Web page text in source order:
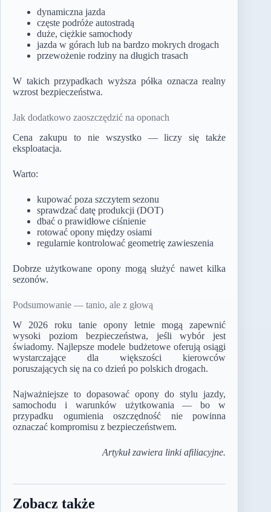
dynamiczna jazda
częste podróże autostradą
duże, ciężkie samochody
jazda w górach lub na bardzo mokrych drogach
przewożenie rodziny na długich trasach
W takich przypadkach wyższa półka oznacza realny
wzrost bezpieczeństwa.
Jak dodatkowo zaoszczędzić na oponach
Cena zakupu to nie wszystko — liczy się także
eksploatacja.
Warto:
kupować poza szczytem sezonu
sprawdzać datę produkcji (DOT)
dbać o prawidłowe ciśnienie
rotować opony między osiami
regularnie kontrolować geometrię zawieszenia
Dobrze użytkowane opony mogą służyć nawet kilka
sezonów.
Podsumowanie — tanio, ale z głową
W 2026 roku tanie opony letnie mogą zapewnić
wysoki poziom bezpieczeństwa, jeśli wybór jest
świadomy. Najlepsze modele budżetowe oferują osiągi
wystarczające dla większości kierowców
poruszających się na co dzień po polskich drogach.
Najważniejsze to dopasować opony do stylu jazdy,
samochodu i warunków użytkowania — bo w
przypadku ogumienia oszczędność nie powinna
oznaczać kompromisu z bezpieczeństwem.
Artykuł zawiera linki afiliacyjne.
Zobacz także